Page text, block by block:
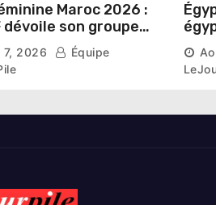
Maroc 2026 :
dévoile son groupe
chargé d’analyser
7, 2026
Équipe
une